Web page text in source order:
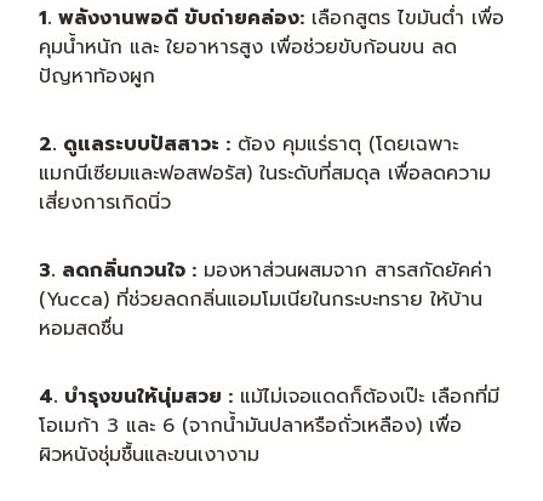
1. พลังงานพอดี ขับถ่ายคล่อง: เลือกสูตร ไขมันต่ำ เพื่อ
คุมน้ำหนัก และ ใยอาหารสูง เพื่อช่วยขับก้อนขน ลด
ปัญหาท้องผูก
2. ดูแลระบบปัสสาวะ : ต้อง คุมแร่ธาตุ (โดยเฉพาะ
แมกนีเซียมและฟอสฟอรัส) ในระดับที่สมดุล เพื่อลดความ
เสี่ยงการเกิดนิ่ว
3. ลดกลิ่นกวนใจ : มองหาส่วนผสมจาก สารสกัดยัคค่า
(Yucca) ที่ช่วยลดกลิ่นแอมโมเนียในกระบะทราย ให้บ้าน
หอมสดชื่น
4. บำรุงขนให้นุ่มสวย : แม้ไม่เจอแดดก็ต้องเป๊ะ เลือกที่มี
โอเมก้า 3 และ 6 (จากน้ำมันปลาหรือถั่วเหลือง) เพื่อ
ผิวหนังชุ่มชื้นและขนเงางาม